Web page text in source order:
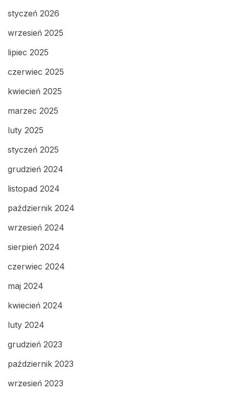
styczeń 2026
wrzesień 2025
lipiec 2025
czerwiec 2025
kwiecień 2025
marzec 2025
luty 2025
styczeń 2025
grudzień 2024
listopad 2024
październik 2024
wrzesień 2024
sierpień 2024
czerwiec 2024
maj 2024
kwiecień 2024
luty 2024
grudzień 2023
październik 2023
wrzesień 2023